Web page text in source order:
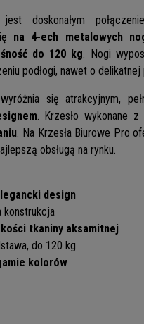
doskonałym
na 4-ech metalowych
do 120 kg. Nogi
podłogi, nawet o delikatnej
się atrakcyjnym,
. Krzesło wykonane
. Na Krzesła Biurowe Pro
obsługą na rynku.
design
konstrukcja
tkaniny aksamitnej
do 120 kg
kolorów